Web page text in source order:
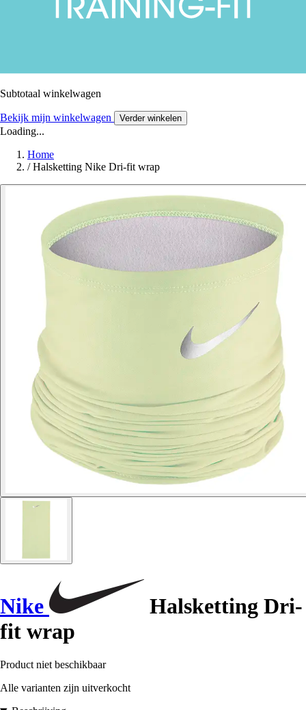
Subtotaal winkelwagen
Bekijk mijn winkelwagen Verder winkelen
Loading...
Home
/ Halsketting Nike Dri-fit wrap
Nike
Halsketting Dri-
fit wrap
Product niet beschikbaar
Alle varianten zijn uitverkocht